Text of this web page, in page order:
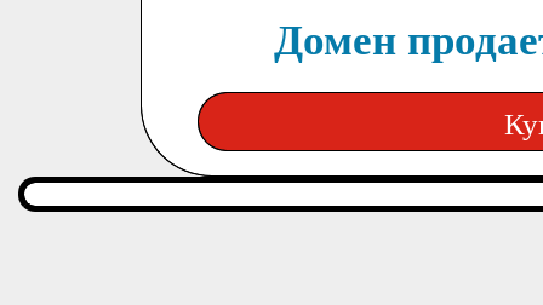
Домен